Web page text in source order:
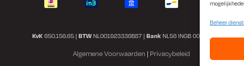
Beheer
KvK 650.156.65 | BTW NL001923336B87 | Bank NL56 INGB 0008 1266 42
Algemene Voorwaarden | Privacybeleid